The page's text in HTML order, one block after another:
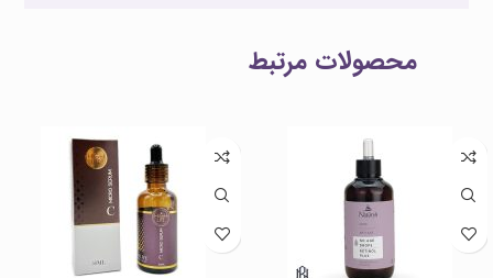
محصولات مرتبط